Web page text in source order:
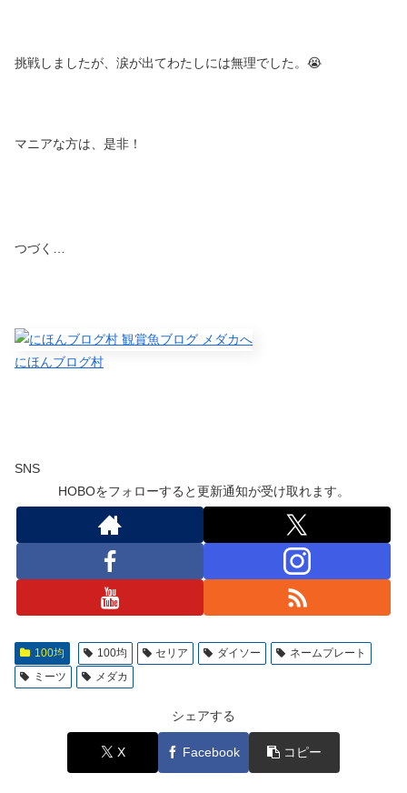
挑戦しましたが、涙が出てわたしには無理でした。😭
マニアな方は、是非！
つづく…
にほんブログ村
SNS
HOBOをフォローすると更新通知が受け取れます。
100均 100均 セリア ダイソー
ネームプレート
ミーツ
メダカ
シェアする
X Facebook コピー